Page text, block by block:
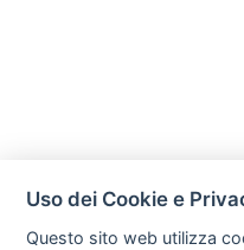
Uso dei Cookie e
Questo sito web utilizza